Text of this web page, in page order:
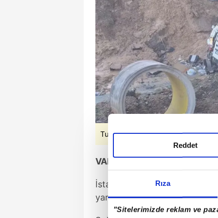
Rıza
"Sitelerimizde reklam ve
Reddet
Tuzla'da servis şarampole
VALİLİK SON DURUMU
İstanbul Valiliği, kazada 1
yaralandığını belirtti.